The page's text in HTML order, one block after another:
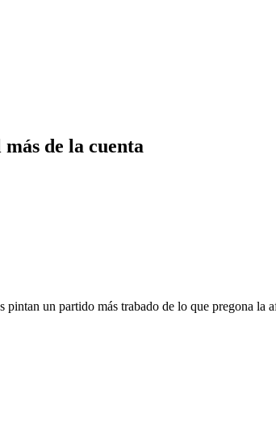
de la cuenta
un partido más trabado de lo que pregona